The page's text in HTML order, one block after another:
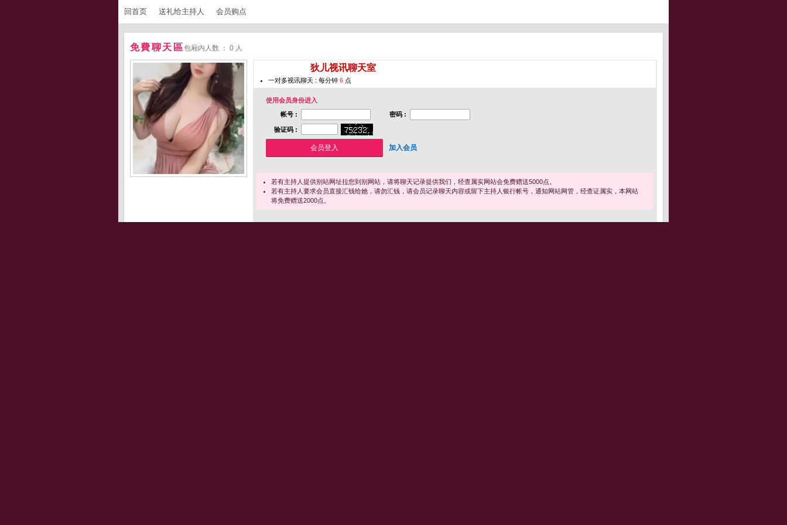
回首页 送礼给主持人 会员购点
免費聊天區包厢内人数 ： 0 人
狄儿视讯聊天室
一对多视讯聊天 : 每分钟 6 点
使用会员身份进入
帐号 :
密码 :
验证码 :
加入会员
若有主持人提供别站网址拉您到别网站，请将聊天记录提供我们，经查属实网站会免费赠送5000点。
若有主持人要求会员直接汇钱给她，请勿汇钱，请会员记录聊天内容或留下主持人银行帐号，通知网站网管，经查证属实，本网站
将免费赠送2000点。